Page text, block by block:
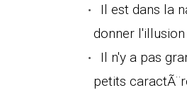
Il est dans la
donner
Il n'y a pas
petits